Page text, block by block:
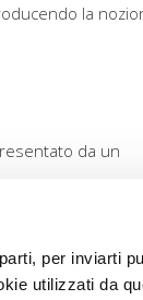
per inviarti
utilizzati da
la
da un